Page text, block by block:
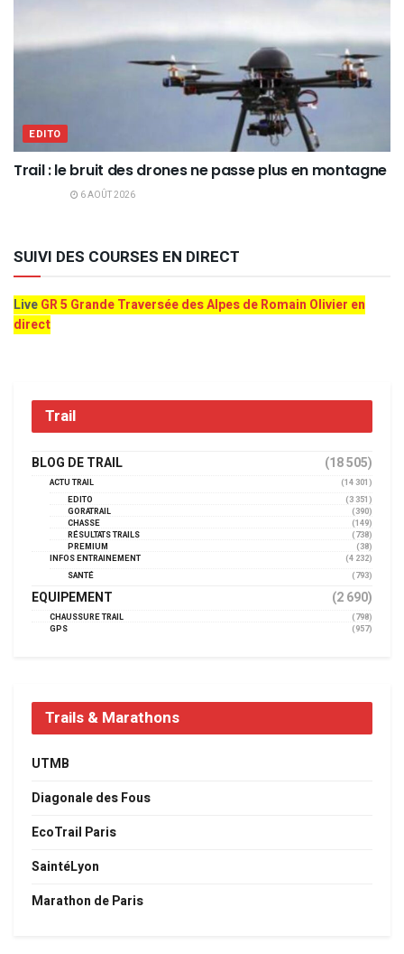
EDITO
Trail : le bruit des drones ne passe plus en montagne
6 AOÛT 2026
SUIVI DES COURSES EN DIRECT
LiveGR 5 Grande Traversée des Alpes de Romain Olivier en
direct
Trail
BLOG DE TRAIL (18 505)
ACTU TRAIL
(14 301)
EDITO
(3 351)
GORATRAIL
(390)
CHASSE
(149)
RÉSULTATS TRAILS
(738)
PREMIUM
(38)
INFOS ENTRAINEMENT
(4 232)
SANTÉ
(793)
EQUIPEMENT (2 690)
CHAUSSURE TRAIL
(798)
GPS
(957)
Trails & Marathons
UTMB
Diagonale des Fous
EcoTrail Paris
SaintéLyon
Marathon de Paris